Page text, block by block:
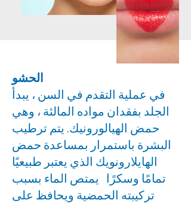
الحشو
في عملية التقدم في السن ، يبدأ
الجلد بفقدان مواده المالئة ، وهي
حمض الهيالورونيك. يتم ترطيب
البشرة باستمرار بمساعدة حمض
الهايلارونويك الذي يعتبر طبيعيًا
تمامًا وسكرًا يمتص الماء بسبب
تركيبته الحمضية ويحافظ على